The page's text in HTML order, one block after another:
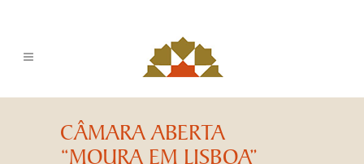
CÂMARA ABERTA
“MOURA EM LISBOA”